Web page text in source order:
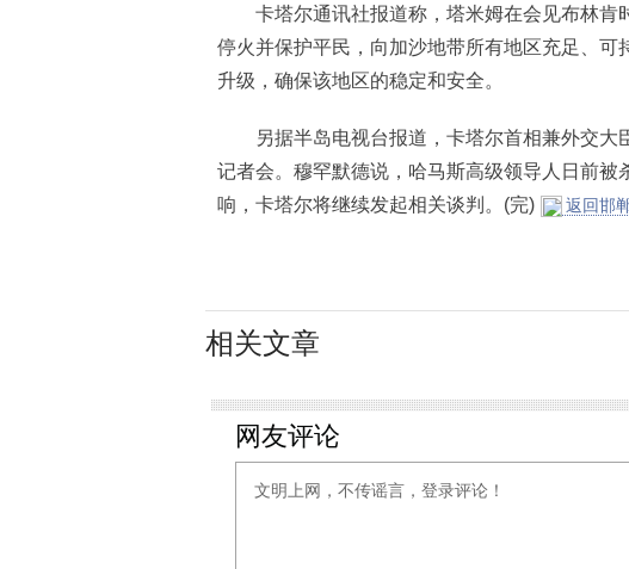
卡塔尔通讯社报道称，塔米姆在会见布林肯
停火并保护平民，向加沙地带所有地区充足、可
升级，确保该地区的稳定和安全。
另据半岛电视台报道，卡塔尔首相兼外交大
记者会。穆罕默德说，哈马斯高级领导人日前被
响，卡塔尔将继续发起相关谈判。(完)
返回邯
相关文章